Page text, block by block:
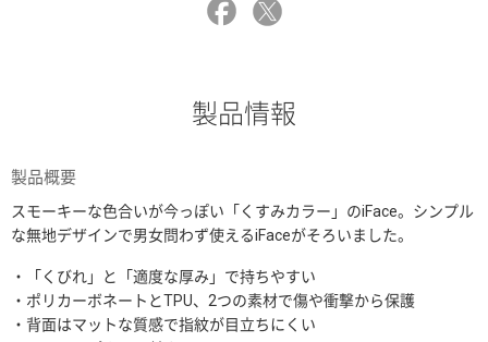
製品情報
製品概要
スモーキーな色合いが今っぽい「くすみカラー」のiFace。シンプル
な無地デザインで男女問わず使えるiFaceがそろいました。
・「くびれ」と「適度な厚み」で持ちやすい
・ポリカーボネートとTPU、2つの素材で傷や衝撃から保護
・背面はマットな質感で指紋が目立ちにくい